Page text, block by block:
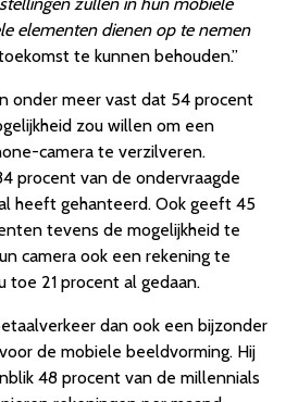
elementen dienen op te nemen
te kunnen behouden.”
onder meer vast dat 54 procent
zou willen om een
camera te verzilveren.
procent van de ondervraagde
heeft gehanteerd. Ook geeft 45
tevens de mogelijkheid te
camera ook een rekening te
21 procent al gedaan.
dan ook een bijzonder
de mobiele beeldvorming. Hij
48 procent van de millennials